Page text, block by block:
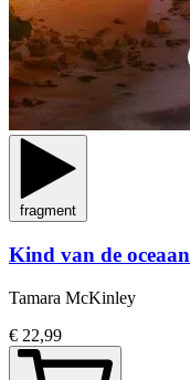
fragment
Kind van de oceaan
Tamara McKinley
€ 22,99